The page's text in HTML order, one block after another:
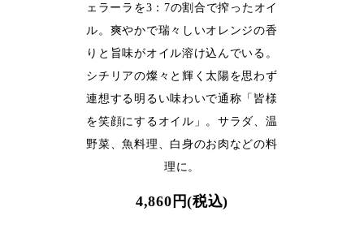
ェラーラを3：7の割合で搾ったオイ
ル。爽やかで瑞々しいオレンジの香
りと旨味がオイル溶け込んでいる。
シチリアの燦々と輝く太陽を思わず
連想する明るい味わいで通称「皆様
を笑顔にするオイル」。サラダ、温
野菜、魚料理、白身のお肉などの料
理に。
4,860円(税込)